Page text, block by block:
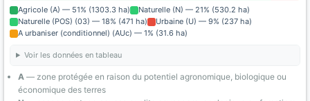
Agricole (A) — 51% (1303.3 ha)
Naturelle (N) — 21% (530.2 ha)
Naturelle (POS) (03) — 18% (471 ha)
Urbaine (U) — 9% (237 ha)
A urbaniser (conditionnel) (AUc) — 1% (31.6 ha)
Voir les données en tableau
A — zone protégée en raison du potentiel agronomique, biologique ou
économique des terres